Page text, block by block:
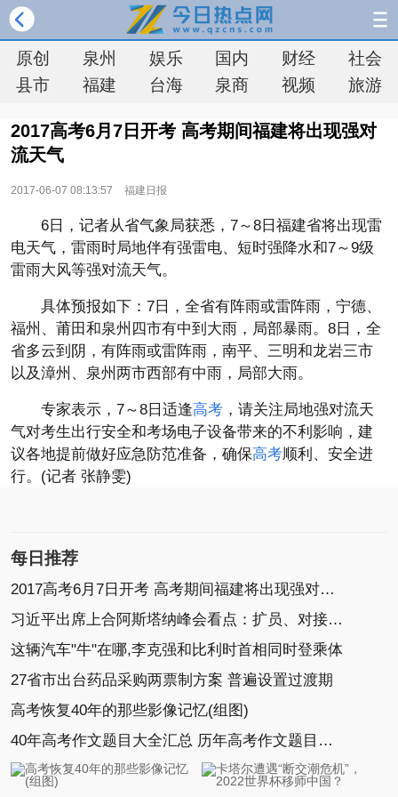
原创 泉州 娱乐 国内 财经
社会
县市
福建 台海 泉商 视频 旅游
2017高考6月7日开考 高考期间福建将出现强对
流天气
2017-06-07 08:13:57 福建日报
6日，记者从省气象局获悉，7～8日福建省将出现雷
电天气，雷雨时局地伴有强雷电、短时强降水和7～9级
雷雨大风等强对流天气。
具体预报如下：7日，全省有阵雨或雷阵雨，宁德、
福州、莆田和泉州四市有中到大雨，局部暴雨。8日，全
省多云到阴，有阵雨或雷阵雨，南平、三明和龙岩三市
以及漳州、泉州两市西部有中雨，局部大雨。
专家表示，7～8日适逢高考 ，请关注局地强对流天
气对考生出行安全和考场电子设备带来的不利影响，建
议各地提前做好应急防范准备，确保高考顺利、安全进
行。(记者 张静雯)
每日推荐
2017高考6月7日开考 高考期间福建将出现强对流天气
习近平出席上合阿斯塔纳峰会看点：扩员、对接、接
这辆汽车"牛"在哪,李克强和比利时首相同时登乘体
27省市出台药品采购两票制方案 普遍设置过渡期
高考恢复40年的那些影像记忆(组图)
40年高考作文题目大全汇总 历年高考作文题目集锦